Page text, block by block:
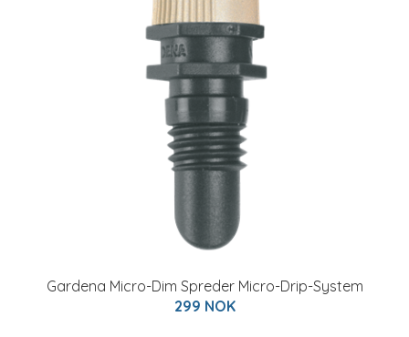
Gardena Micro-Dim Spreder Micro-Drip-System
299 NOK